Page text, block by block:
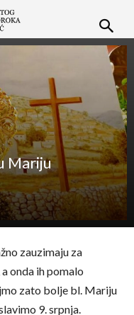
Mariju
zauzimaju za
onda ih pomalo
zato bolje bl. Mariju
9. srpnja.